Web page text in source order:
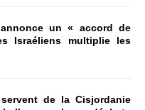
un « accord de
Israéliens multiplie les
de la Cisjordanie